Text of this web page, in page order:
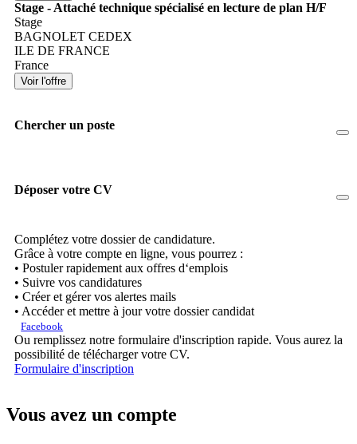
Stage - Attaché technique spécialisé en lecture de plan H/F
Stage
BAGNOLET CEDEX
ILE DE FRANCE
France
Chercher un poste
Déposer votre CV
Complétez votre dossier de candidature.
Grâce à votre compte en ligne, vous pourrez :
• Postuler rapidement aux offres d‘emplois
• Suivre vos candidatures
• Créer et gérer vos alertes mails
• Accéder et mettre à jour votre dossier candidat
Facebook
Ou remplissez notre formulaire d'inscription rapide. Vous aurez la
possibilité de télécharger votre CV.
Formulaire d'inscription
Vous avez un compte